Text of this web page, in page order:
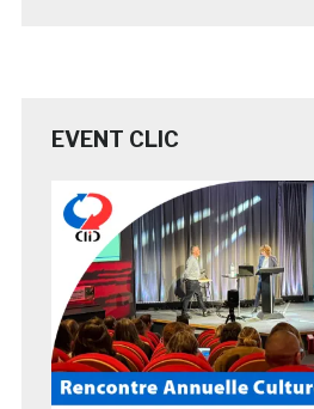
EVENT CLIC